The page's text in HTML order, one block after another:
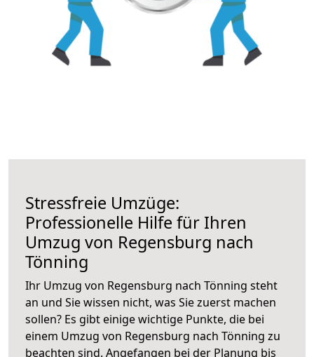
Stressfreie Umzüge:
Professionelle Hilfe für Ihren
Umzug von Regensburg nach
Tönning
Ihr Umzug von Regensburg nach Tönning steht
an und Sie wissen nicht, was Sie zuerst machen
sollen? Es gibt einige wichtige Punkte, die bei
einem Umzug von Regensburg nach Tönning zu
beachten sind. Angefangen bei der Planung bis